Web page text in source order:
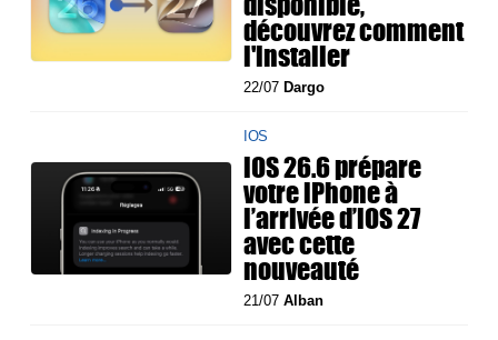
découvrez comment
l'installer
22/07 Dargo
IOS
iOS 26.6 prépare
votre iPhone à
l’arrivée d’iOS 27
avec cette
nouveauté
21/07Alban